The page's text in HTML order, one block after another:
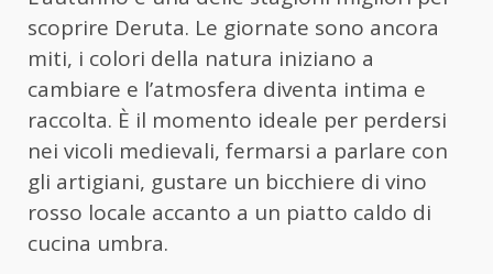
scoprire Deruta. Le giornate sono ancora
miti, i colori della natura iniziano a
cambiare e l’atmosfera diventa intima e
raccolta. È il momento ideale per perdersi
nei vicoli medievali, fermarsi a parlare con
gli artigiani, gustare un bicchiere di vino
rosso locale accanto a un piatto caldo di
cucina umbra.